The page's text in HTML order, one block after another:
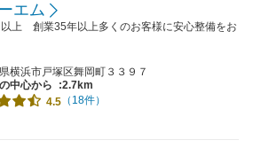
エム
上 創業35年以上多くのお客様に安心整備をお
横浜市戸塚区舞岡町３３９７
中心から
:2.7km
4.5 （18件）